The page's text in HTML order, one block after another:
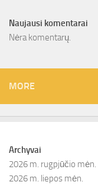
Naujausi komentarai
Nėra komentarų.
MORE
Archyvai
2026 m. rugpjūčio mėn.
2026 m. liepos mėn.